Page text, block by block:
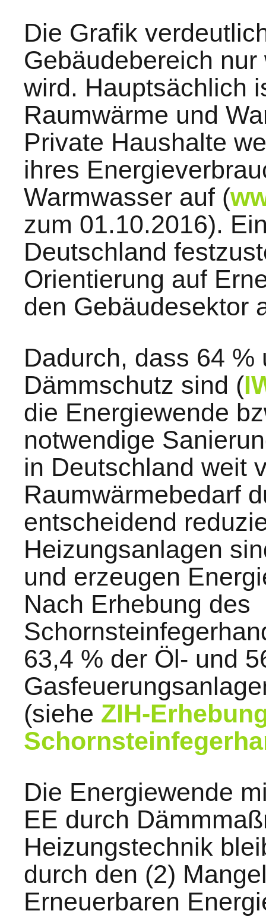
Die Grafik
Gebäudebereich
wird. Hauptsächlich
Raumwärme und
Private Haushalte
ihres
Warmwasser auf (
zum 01.10.2016).
Deutschland
Orientierung auf
den Gebäudesektor
Dadurch, dass 64 %
Dämmschutz sind (
die Energiewende
notwendige
in Deutschland weit
Raumwärmebedarf
entscheidend
Heizungsanlagen
und erzeugen
Nach Erhebung des
63,4 % der Öl- und
(siehe ZIH-
Die Energiewende
EE durch
Heizungstechnik
durch den (2)
Erneuerbaren